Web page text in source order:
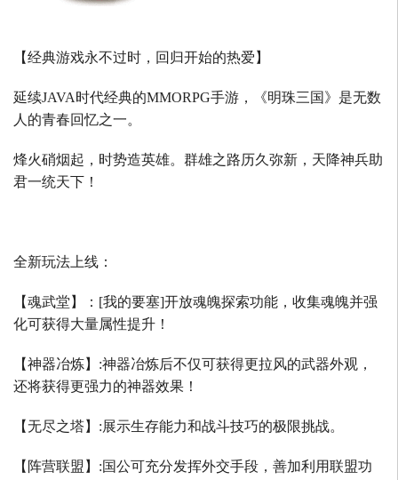
【经典游戏永不过时，回归开始的热爱】
延续JAVA时代经典的MMORPG手游，《明珠三国》是无数
人的青春回忆之一。
烽火硝烟起，时势造英雄。群雄之路历久弥新，天降神兵助
君一统天下！
全新玩法上线：
【魂武堂】： [我的要塞]开放魂魄探索功能，收集魂魄并强
化可获得大量属性提升！
【神器冶炼】 :神器冶炼后不仅可获得更拉风的武器外观，
还将获得更强力的神器效果！
【无尽之塔】 :展示生存能力和战斗技巧的极限挑战。
【阵营联盟】 :国公可充分发挥外交手段，善加利用联盟功